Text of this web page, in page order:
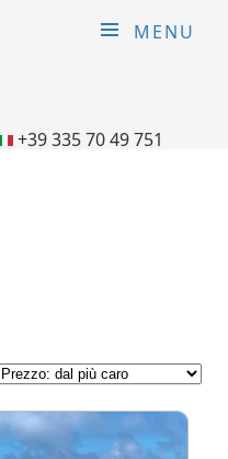
MENU
+39 335 70 49 751